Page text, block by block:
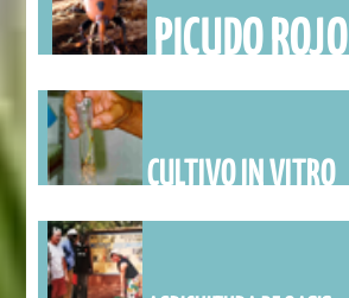
PICUDO ROJO
CULTIVO IN VITRO